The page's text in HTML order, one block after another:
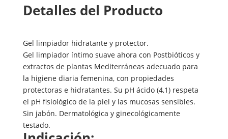
Detalles del Producto
Gel limpiador hidratante y protector.
Gel limpiador íntimo suave ahora con Postbióticos y
extractos de plantas Mediterráneas adecuado para
la higiene diaria femenina, con propiedades
protectoras e hidratantes. Su pH ácido (4,1) respeta
el pH fisiológico de la piel y las mucosas sensibles.
Sin jabón. Dermatológica y ginecológicamente
testado.